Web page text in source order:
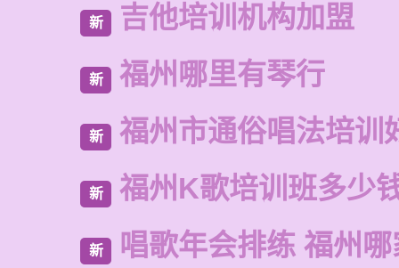
新 吉他培训机构加盟
新 福州哪里有琴行
新 福州市通俗唱法培训
新 福州K歌培训班多少
新 唱歌年会排练 福州